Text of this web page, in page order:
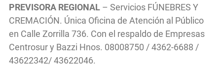
PREVISORA REGIONAL – Servicios FÚNEBRES Y
CREMACIÓN. Única Oficina de Atención al Público
en Calle Zorrilla 736. Con el respaldo de Empresas
Centrosur y Bazzi Hnos. 08008750 / 4362-6688 /
43622342/ 43622046.